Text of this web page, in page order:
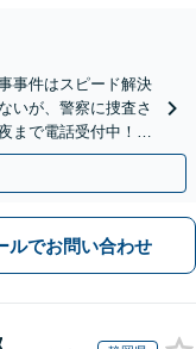
事件はスピード解決
いが、警察に捜査さ
まで電話受付中！痴
ルでお問い合わせ